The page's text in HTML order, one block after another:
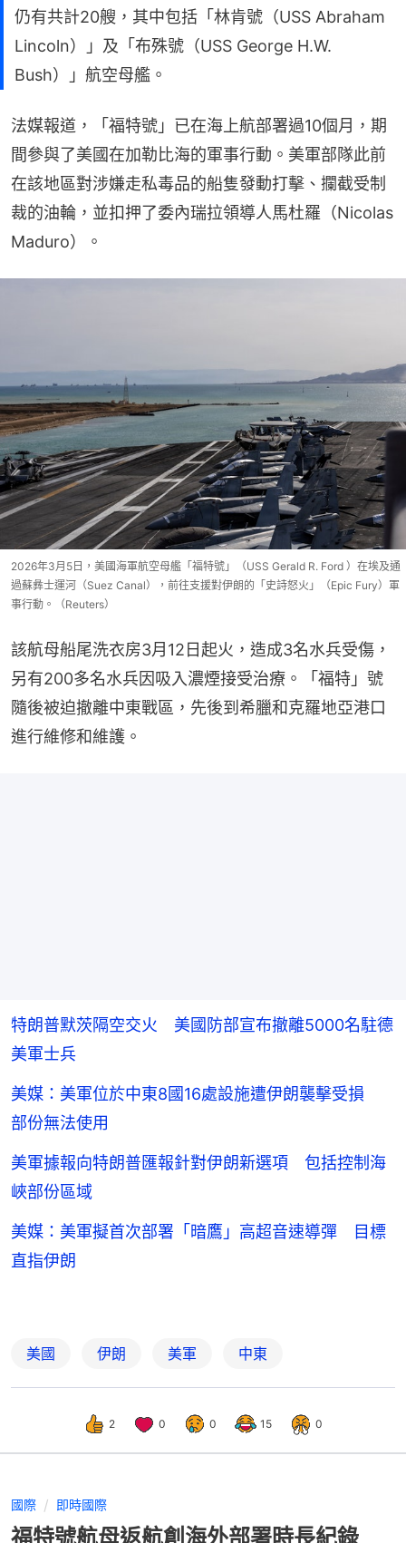
仍有共計20艘，其中包括「林肯號（USS Abraham
Lincoln）」及「布殊號（USS George H.W.
Bush）」航空母艦。
法媒報道，「福特號」已在海上航部署過10個月，期
間參與了美國在加勒比海的軍事行動。美軍部隊此前
在該地區對涉嫌走私毒品的船隻發動打擊、攔截受制
裁的油輪，並扣押了委內瑞拉領導人馬杜羅（Nicolas
Maduro）。
2026年3月5日，美國海軍航空母艦「福特號」（USS Gerald R. Ford ）在埃及通
過蘇彝士運河（Suez Canal），前往支援對伊朗的「史詩怒火」（Epic Fury）軍
事行動。（Reuters）
該航母船尾洗衣房3月12日起火，造成3名水兵受傷，
另有200多名水兵因吸入濃煙接受治療。「福特」號
隨後被迫撤離中東戰區，先後到希臘和克羅地亞港口
進行維修和維護。
特朗普默茨隔空交火 美國防部宣布撤離5000名駐德
美軍士兵
美媒：美軍位於中東8國16處設施遭伊朗襲擊受損
部份無法使用
美軍據報向特朗普匯報針對伊朗新選項 包括控制海
峽部份區域
美媒：美軍擬首次部署「暗鷹」高超音速導彈 目標
直指伊朗
美國 伊朗 美軍 中東
2 0 0 15 0
國際 即時國際
福特號航母返航創海外部署時長紀錄